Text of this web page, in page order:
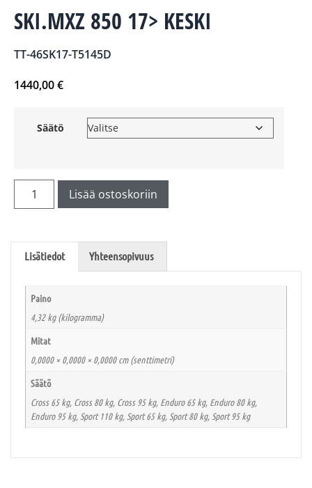
SKI.MXZ 850 17> KESKI
TT-46SK17-T5145D
1440,00€
Säätö
Lisää ostoskoriin
Lisätiedot Yhteensopivuus
Paino
4,32 kg (kilogramma)
Mitat
0,0000 × 0,0000 × 0,0000 cm (senttimetri)
Säätö
Cross 65 kg, Cross 80 kg, Cross 95 kg, Enduro 65 kg, Enduro 80 kg,
Enduro 95 kg, Sport 110 kg, Sport 65 kg, Sport 80 kg, Sport 95 kg